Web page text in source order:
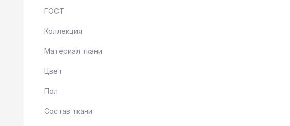
ГОСТ
Коллекция
Материал ткани
Цвет
Пол
Состав ткани